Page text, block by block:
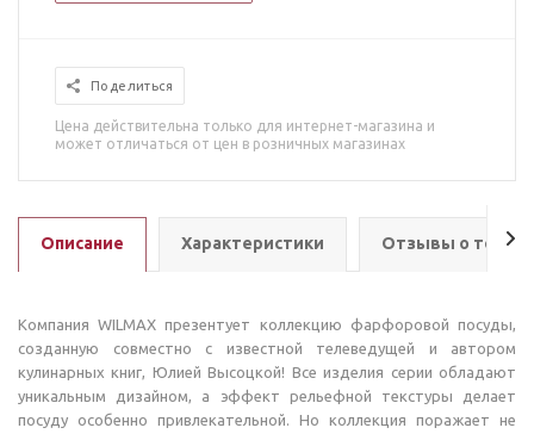
Поделиться
Цена действительна только для интернет-магазина и
может отличаться от цен в розничных магазинах
Описание Характеристики Отзывы о
Компания WILMAX презентует коллекцию фарфоровой посуды,
созданную совместно с известной телеведущей и автором
кулинарных книг, Юлией Высоцкой! Все изделия серии обладают
уникальным дизайном, а эффект рельефной текстуры делает
посуду особенно привлекательной. Но коллекция поражает не